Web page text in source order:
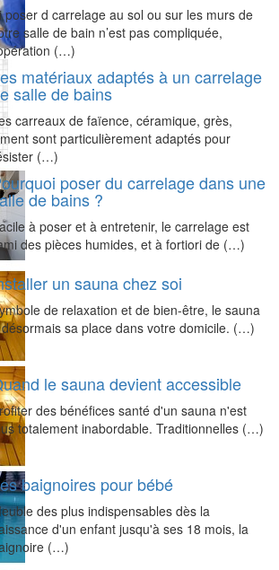
poser d carrelage au sol ou sur les murs de
salle de bain n’est pas compliquée,
(…)
matériaux adaptés à un carrelage
salle de bains
carreaux de faïence, céramique, grès,
sont particulièrement adaptés pour
(…)
poser du carrelage dans une
de bains ?
à poser et à entretenir, le carrelage est
des pièces humides, et à fortiori de (…)
un sauna chez soi
de relaxation et de bien-être, le sauna
sa place dans votre domicile. (…)
le sauna devient accessible
des bénéfices santé d'un sauna n'est
totalement inabordable. Traditionnelles (…)
baignoires pour bébé
des plus indispensables dès la
d'un enfant jusqu'à ses 18 mois, la
(…)